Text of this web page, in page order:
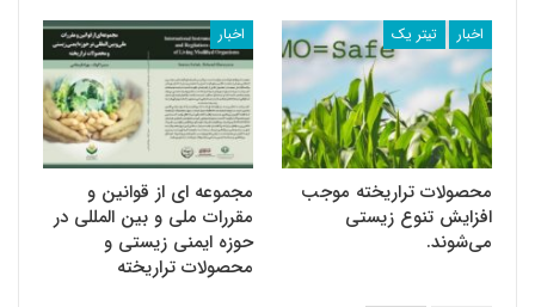
اخبار تیتر یک
محصولات تراریخته موجب
افزایش تنوع زیستی
می‌شوند.
اخبار
مجموعه ای از قوانین و
مقررات ملی و بین المللی در
حوزه ایمنی زیستی و
محصولات تراریخته